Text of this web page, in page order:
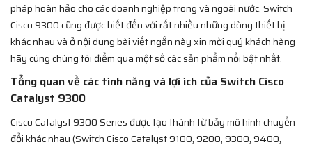
pháp hoàn hảo cho các doanh nghiệp trong và ngoài nước. Switch
Cisco 9300 cũng được biết đến với rất nhiều những dòng thiết bị
khác nhau và ở nội dung bài viết ngắn này xin mời quý khách hàng
hãy cùng chúng tôi điểm qua một số các sản phẩm nổi bật nhất.
Tổng quan về các tính năng và lợi ích của Switch Cisco
Catalyst 9300
Cisco Catalyst 9300 Series được tạo thành từ bảy mô hình chuyển
đổi khác nhau (Switch Cisco Catalyst 9100, 9200, 9300, 9400,